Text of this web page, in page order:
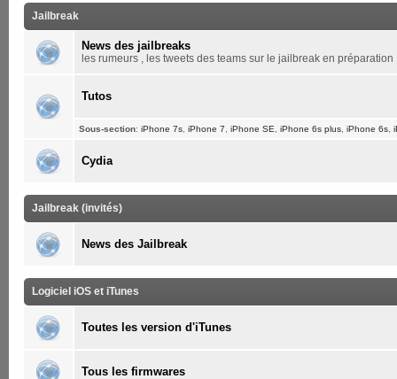
Jailbreak
News des jailbreaks
les rumeurs , les tweets des teams sur le jailbreak en préparation
Tutos
Sous-section: iPhone 7s iPhone 7 iPhone SE iPhone 6s plus iPhone 6s
Cydia
Jailbreak (invités)
News des Jailbreak
Logiciel iOS et iTunes
Toutes les version d'iTunes
Tous les firmwares